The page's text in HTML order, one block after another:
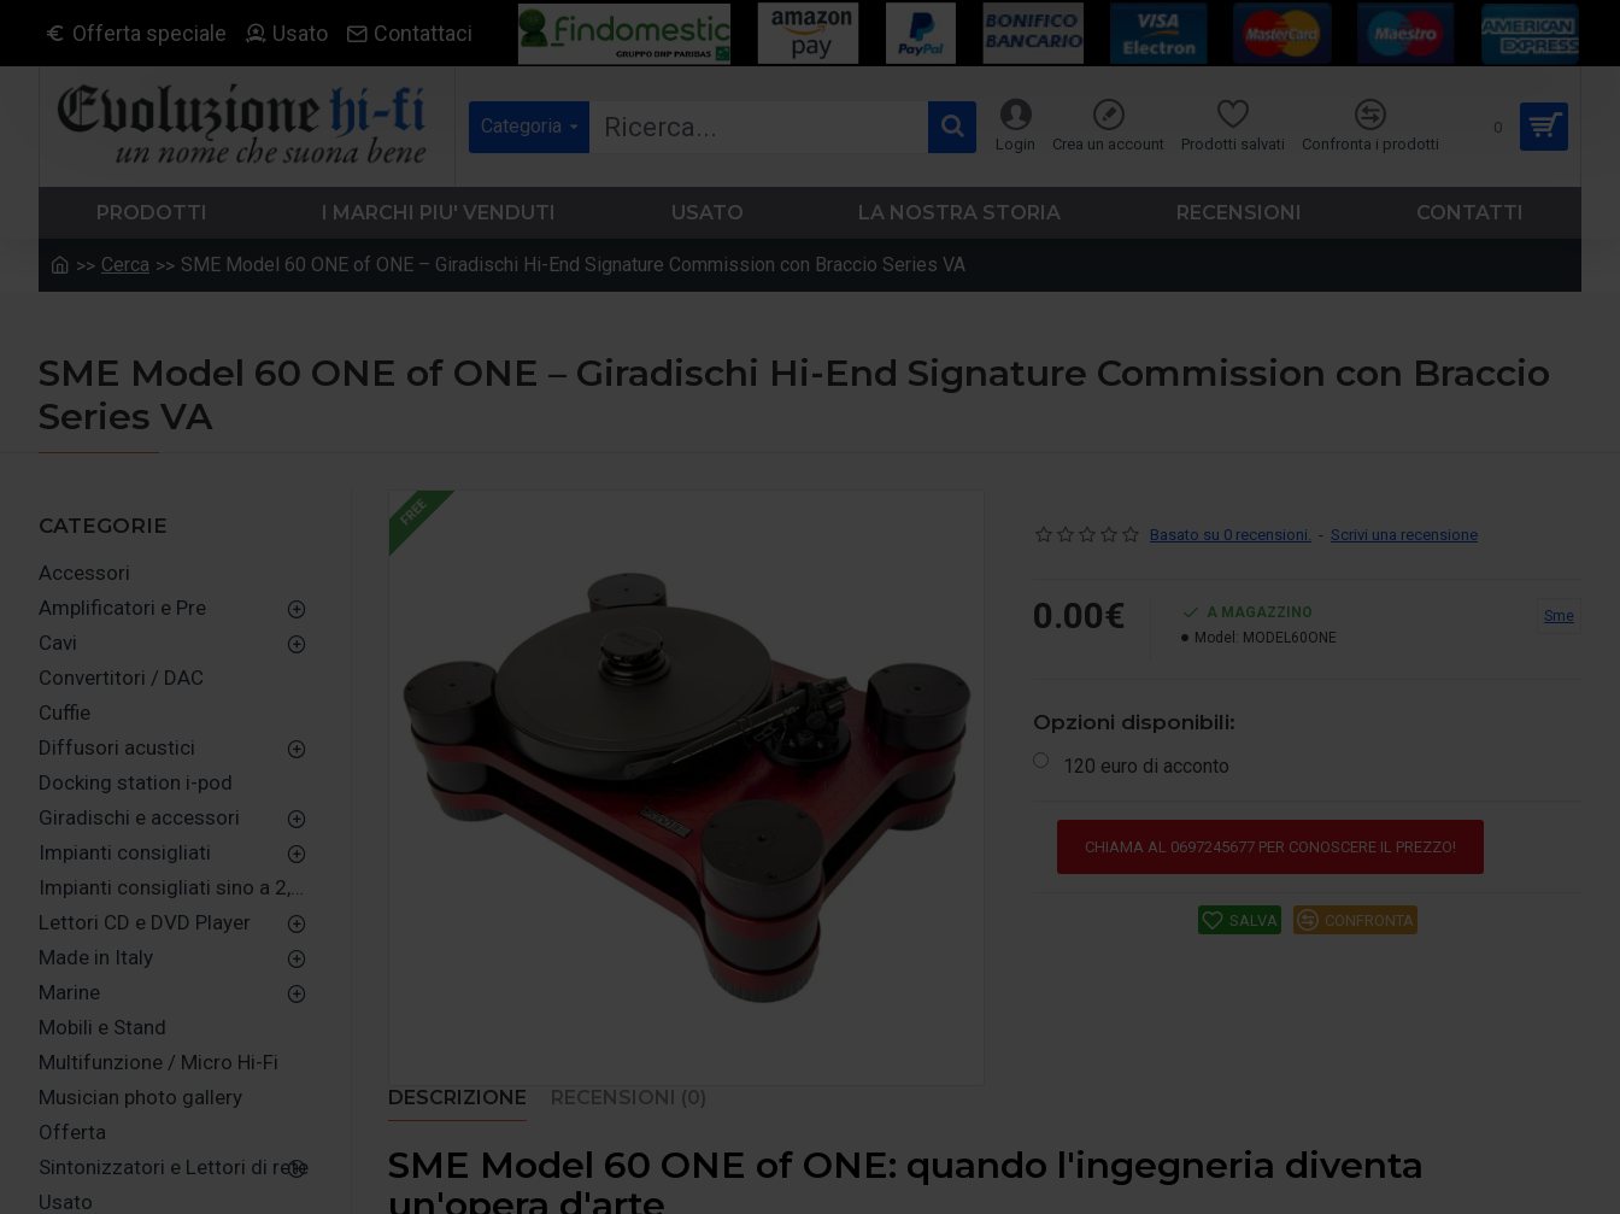
Offerta speciale Usato Contattaci
Categoria
Login Crea un account Prodotti salvati Confronta i prodotti
0
PRODOTTI I MARCHI PIU' VENDUTI USATO LA NOSTRA STORIA RECENSIONI CONTATTI
Cerca SME Model 60 ONE of ONE – Giradischi Hi-End Signature Commission con Braccio Series VA
SME Model 60 ONE of ONE – Giradischi Hi-End Signature Commission con Braccio
Series VA
CATEGORIE
Accessori
Amplificatori e Pre
Cavi
Convertitori / DAC
Cuffie
Diffusori acustici
Docking station i-pod
Giradischi e accessori
Impianti consigliati
Impianti consigliati sino a 2,500,00 euro
Lettori CD e DVD Player
Made in Italy
Marine
Mobili e Stand
Multifunzione / Micro Hi-Fi
Musician photo gallery
Offerta
Sintonizzatori e Lettori di rete
Usato
FREE
Basato su 0 recensioni. - Scrivi una recensione
0.00€
A MAGAZZINO
Model: MODEL60ONE
Sme
Opzioni disponibili:
120 euro di acconto
CHIAMA AL 0697245677 PER CONOSCERE IL PREZZO!
SALVA CONFRONTA
DESCRIZIONE RECENSIONI (0)
SME Model 60 ONE of ONE: quando l'ingegneria diventa
un'opera d'arte